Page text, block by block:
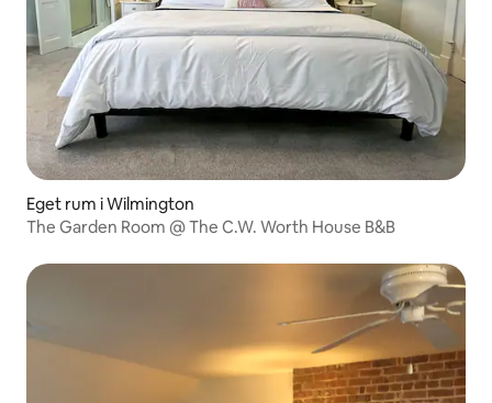
Eget rum i Wilmington
The Garden Room @ The C.W. Worth House B&B